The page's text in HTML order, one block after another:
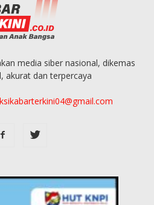
media siber nasional, dikemas
akurat dan terpercaya